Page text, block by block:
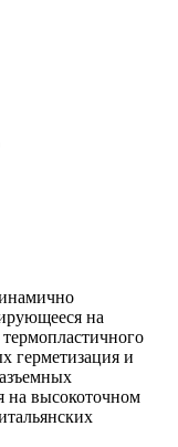
на
герметизация и
на высокоточном